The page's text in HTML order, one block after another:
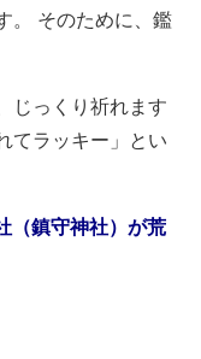
。 そのために、鑑
じっくり祈れます
てラッキー」とい
（鎮守神社）が荒